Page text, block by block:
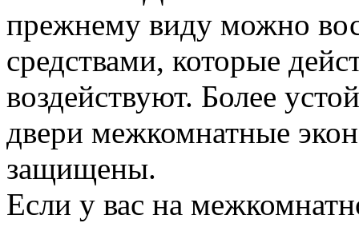
прежнему виду можно
средствами, которые
воздействуют. Более
двери межкомнатные
защищены.
Если у вас на